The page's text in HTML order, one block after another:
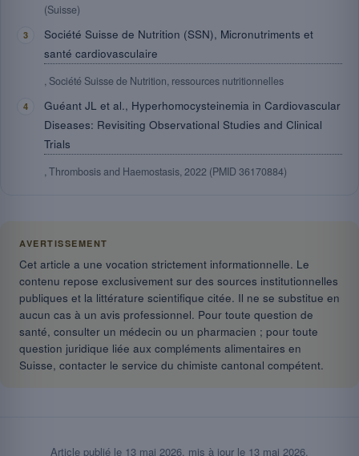
(Suisse)
Société Suisse de Nutrition (SSN), Micronutriments et
santé cardiovasculaire
, Société Suisse de Nutrition, ressources nutritionnelles
Guéant JL et al., Hyperhomocysteinemia in Cardiovascular
Diseases: Revisiting Observational Studies and Clinical
Trials
, Thrombosis and Haemostasis, 2022 (PMID 36170884)
AVERTISSEMENT
Cet article a une vocation strictement informationnelle. Le
contenu repose exclusivement sur des sources institutionnelles
publiques et la littérature scientifique citée. Il ne se substitue en
aucun cas à un avis professionnel. Pour toute question de
santé, consulter un médecin ou un pharmacien ; pour toute
question juridique liée aux compléments alimentaires en
Suisse, contacter le service du chimiste cantonal compétent.
Article publié le 13 mai 2026, mis à jour le 13 mai 2026.